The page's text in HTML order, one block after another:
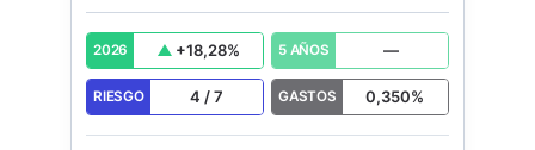
2026 +18,28% 5 AÑOS —
RIESGO 4 /7 GASTOS 0,350%